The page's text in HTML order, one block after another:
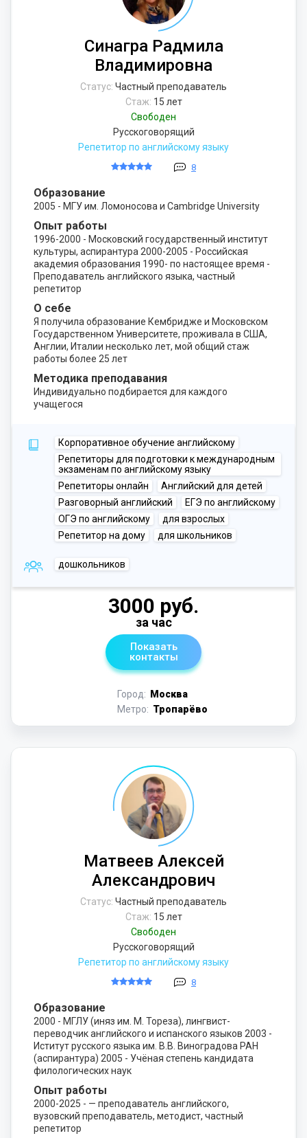
Синагра Радмила
Владимировна
Статус: Частный преподаватель
Стаж: 15 лет
Свободен
Русскоговорящий
Репетитор по английскому языку
8
Образование
2005 - МГУ им. Ломоносова и Cambridge University
Опыт работы
1996-2000 - Московский государственный институт
культуры, аспирантура 2000-2005 - Российская
академия образования 1990- по настоящее время -
Преподаватель английского языка, частный
репетитор
О себе
Я получила образование Кембридже и Московском
Государственном Университете, проживала в США,
Англии, Италии несколько лет, мой общий стаж
работы более 25 лет
Методика преподавания
Индивидуально подбирается для каждого
учащегося
Корпоративное обучение английскому
Репетиторы для подготовки к международным
экзаменам по английскому языку
Репетиторы онлайн
Английский для детей
Разговорный английский
ЕГЭ по английскому
ОГЭ по английскому
для взрослых
Репетитор на дому
для школьников
дошкольников
Город:
Москва
Метро: Тропарёво
3000 руб.
за час
Показать
контакты
Матвеев Алексей
Александрович
Статус: Частный преподаватель
Стаж: 15 лет
Свободен
Русскоговорящий
Репетитор по английскому языку
8
Образование
2000 - МГЛУ (иняз им. М. Тореза), лингвист-
переводчик английского и испанского языков 2003 -
Иститут русского языка им. В.В. Виноградова РАН
(аспирантура) 2005 - Учёная степень кандидата
филологических наук
Опыт работы
2000-2025 - — преподаватель английского,
вузовский преподаватель, методист, частный
репетитор